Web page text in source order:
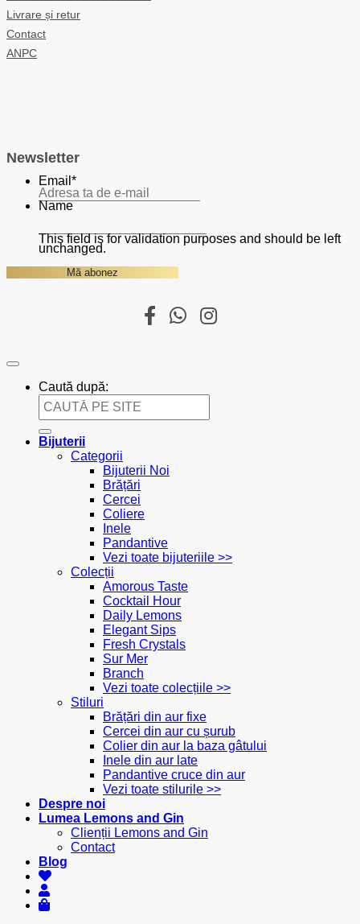
Livrare și retur
Contact
ANPC
Newsletter
Email *
Name
This field is for validation purposes and should be left
unchanged.
Caută după:
Bijuterii
Categorii
Bijuterii Noi
Brățări
Cercei
Coliere
Inele
Pandantive
Vezi toate bijuteriile >>
Colecții
Amorous Taste
Cocktail Hour
Daily Lemons
Elegant Sips
Fresh Crystals
Sur Mer
Branch
Vezi toate colecțiile >>
Stiluri
Brățări din aur fixe
Cercei din aur cu șurub
Colier din aur la baza gâtului
Inele din aur late
Pandantive cruce din aur
Vezi toate stilurile >>
Despre noi
Lumea Lemons and Gin
Clienții Lemons and Gin
Contact
Blog